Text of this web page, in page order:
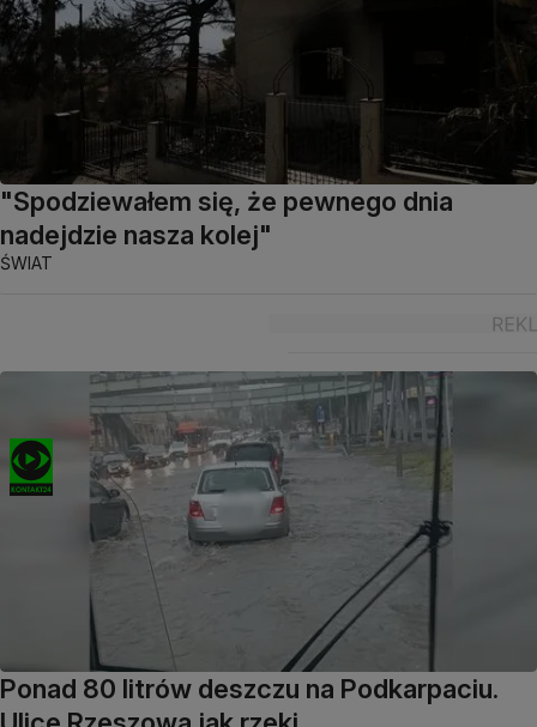
"Spodziewałem się, że pewnego dnia
nadejdzie nasza kolej"
ŚWIAT
Ponad 80 litrów deszczu na Podkarpaciu.